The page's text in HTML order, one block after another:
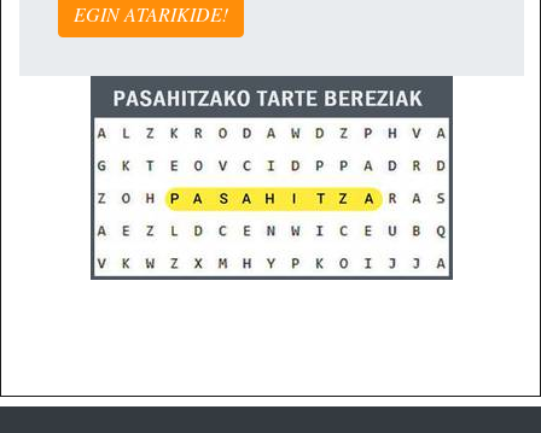
EGIN ATARIKIDE!